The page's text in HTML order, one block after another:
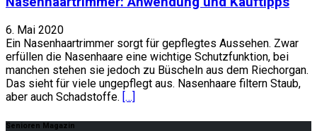
6. Mai 2020
Ein Nasenhaartrimmer sorgt für gepflegtes Aussehen. Zwar
erfüllen die Nasenhaare eine wichtige Schutzfunktion, bei
manchen stehen sie jedoch zu Büscheln aus dem Riechorgan.
Das sieht für viele ungepflegt aus. Nasenhaare filtern Staub,
aber auch Schadstoffe. […]
Senioren Magazin